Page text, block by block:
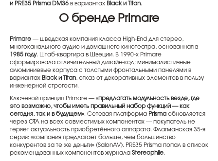
и PRE35 Prisma DM36 в вариантах Black и Titan.
О бренде Primare
Primare — шведская компания класса High-End для стерео,
многоканального аудио и домашнего кинотеатра, основанная в
1985 году. Штаб-квартира в Швеции. В 1990-х Primare
сформировала отличительный дизайн-код: минималистичные
алюминиевые корпуса с толстыми фронтальными панелями в
вариантах Black и Titan, отказ от декоративных элементов в пользу
инженерной строгости.
Ключевой принцип Primare — «предлагать модульность везде, где
это возможно, чтобы иметь правильный набор функций — как
сегодня, так и в будущем». Сетевая платформа Prisma обновляется
через OTA на всех совместимых компонентах — покупатель не
теряет актуальность приобретённого аппарата. Флагманская 35-я
серия: «компания предлагает больше, чем большинство
конкурентов за те же деньги» (SalonAV). PRE35 Prisma попал в список
рекомендованных компонентов журнала Stereophile.